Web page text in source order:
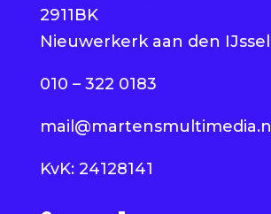
2911BK
Nieuwerkerk aan den IJssel
010 – 322 0183
mail@martensmultimedia.nl
KvK: 24128141